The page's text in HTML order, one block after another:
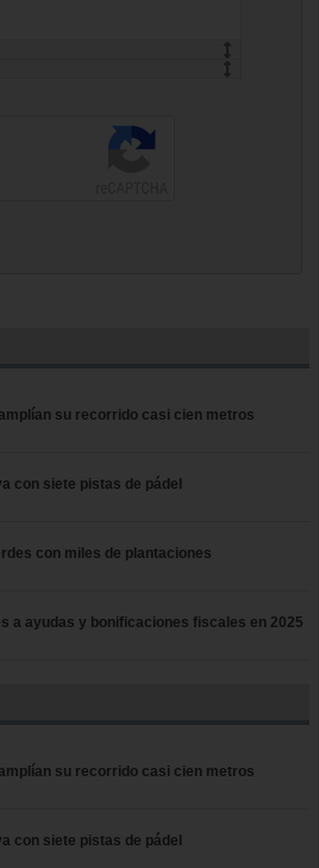
su recorrido casi cien metros
con siete pistas de pádel
con miles de plantaciones
a ayudas y bonificaciones fiscales en 2025
su recorrido casi cien metros
con siete pistas de pádel